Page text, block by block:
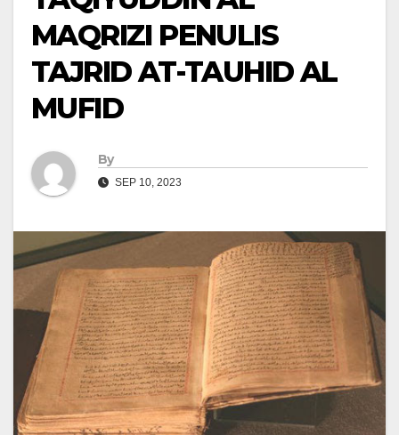
MAQRIZI PENULIS
TAJRID AT-TAUHID AL
MUFID
By
SEP 10, 2023